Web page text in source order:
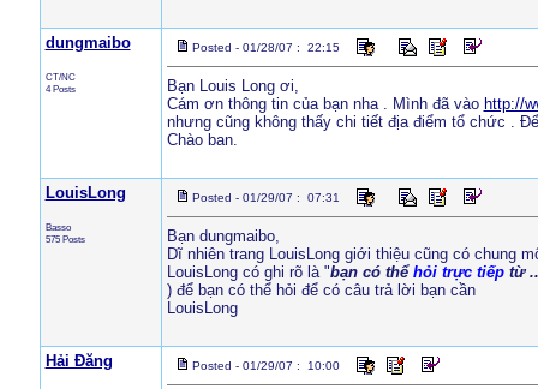
dungmaibo
CT/NC
4 Posts
Posted - 01/28/07 : 22:15
Bạn Louis Long ơi,
Cám ơn thông tin của bạn nha . Mình đã vào http://
nhưng cũng không thấy chi tiết địa điểm tổ chức .
Chào ban.
LouisLong
Basso
575 Posts
Posted - 01/29/07 : 07:31
Bạn dungmaibo,
Dĩ nhiên trang LouisLong giới thiệu cũng có chung
LouisLong có ghi rõ là "bạn có thể hỏi trực tiếptừ
) để bạn có thể hỏi để có câu trả lời bạn cần
LouisLong
Hải Đăng Posted - 01/29/07 : 10:00